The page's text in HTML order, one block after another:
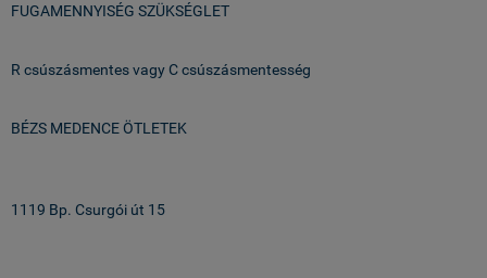
FUGAMENNYISÉG SZÜKSÉGLET
R csúszásmentes vagy C csúszásmentesség
BÉZS MEDENCE ÖTLETEK
1119 Bp. Csurgói út 15